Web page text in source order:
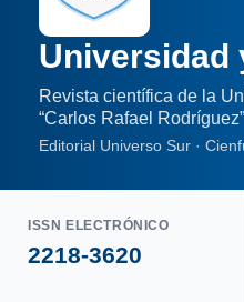
Universidad
Revista científica de la
“Carlos Rafael Rodríguez”
Editorial Universo Sur ·
ISSN ELECTRÓNICO
2218-3620